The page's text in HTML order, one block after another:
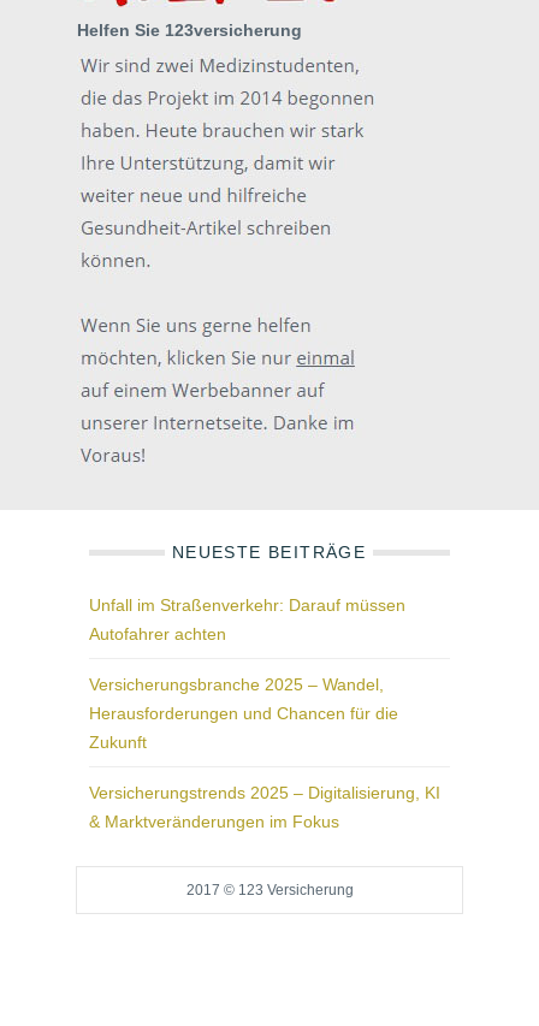
Helfen Sie 123versicherung
NEUESTE BEITRÄGE
Unfall im Straßenverkehr: Darauf müssen
Autofahrer achten
Versicherungsbranche 2025 – Wandel,
Herausforderungen und Chancen für die
Zukunft
Versicherungstrends 2025 – Digitalisierung, KI
& Marktveränderungen im Fokus
2017 © 123 Versicherung